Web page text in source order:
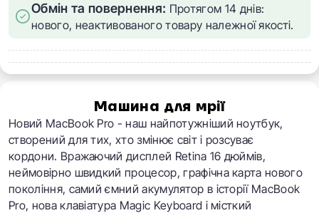
Обмін та повернення: Протягом 14 днів:
нового, неактивованого товару належної якості.
Машина для мрії
Новий MacBook Pro - наш найпотужніший ноутбук,
створений для тих, хто змінює світ і розсуває
кордони. Вражаючий дисплей Retina 16 дюймів,
неймовірно швидкий процесор, графічна карта нового
покоління, самий ємний акумулятор в історії MacBook
Pro, нова клавіатура Magic Keyboard і місткий